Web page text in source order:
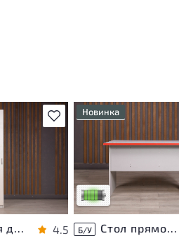
В избранное
его
износ
Шкаф для документов ДСП Белый Россия 4.5
Новинка
незначительные следы
эксплуатации, не
на удобство его
использования
Низкая степень
Б/У Стол прямоугольный ДСП Серый Россия